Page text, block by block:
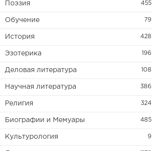
Поэзия 455
Обучение 79
История 428
Эзотерика 196
Деловая литература 108
Научная литература 386
Религия 324
Биографии и Мемуары 485
Культурология 9